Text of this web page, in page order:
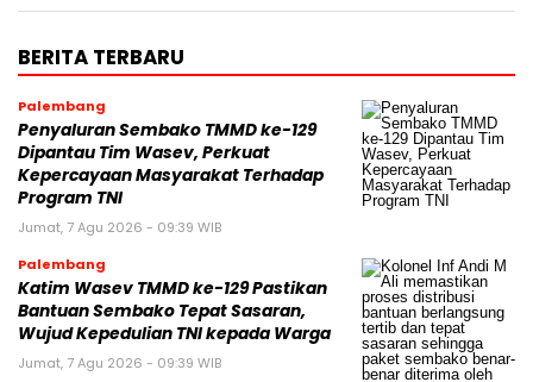
BERITA TERBARU
Palembang
Penyaluran Sembako TMMD ke-129
Dipantau Tim Wasev, Perkuat
Kepercayaan Masyarakat Terhadap
Program TNI
Jumat, 7 Agu 2026 - 09:39 WIB
Palembang
Katim Wasev TMMD ke-129 Pastikan
Bantuan Sembako Tepat Sasaran,
Wujud Kepedulian TNI kepada Warga
Jumat, 7 Agu 2026 - 09:39 WIB